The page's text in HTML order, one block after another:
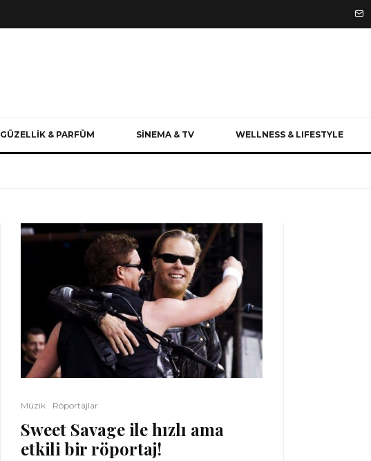
GÜZELLİK & PARFÜM SİNEMA & TV WELLNESS & LIFESTYLE
Müzik Röportajlar
Sweet Savage ile hızlı ama
etkili bir röportaj!